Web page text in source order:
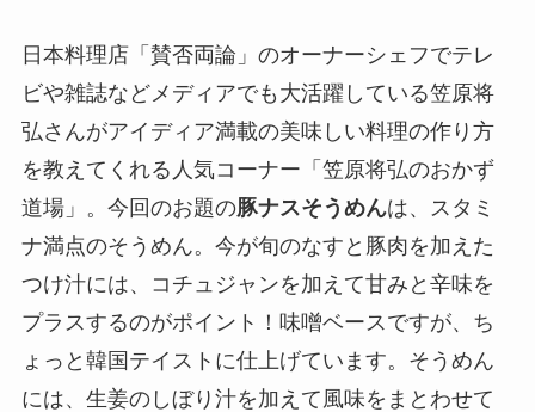
日本料理店「賛否両論」のオーナーシェフでテレ
ビや雑誌などメディアでも大活躍している笠原将
弘さんがアイディア満載の美味しい料理の作り方
を教えてくれる人気コーナー「笠原将弘のおかず
道場」。今回のお題の豚ナスそうめんは、スタミ
ナ満点のそうめん。今が旬のなすと豚肉を加えた
つけ汁には、コチュジャンを加えて甘みと辛味を
プラスするのがポイント！味噌ベースですが、ち
ょっと韓国テイストに仕上げています。そうめん
には、生姜のしぼり汁を加えて風味をまとわせて